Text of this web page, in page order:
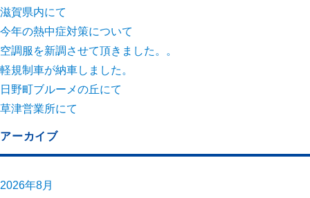
滋賀県内にて
今年の熱中症対策について
空調服を新調させて頂きました。。
軽規制車が納車しました。
日野町ブルーメの丘にて
草津営業所にて
アーカイブ
2026年8月